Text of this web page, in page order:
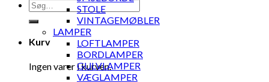
Søg
efter:
Kurv
Ingen varer i kurven.
STOLE
VINTAGEMØBLER
LAMPER
LOFTLAMPER
BORDLAMPER
GULVLAMPER
VÆGLAMPER